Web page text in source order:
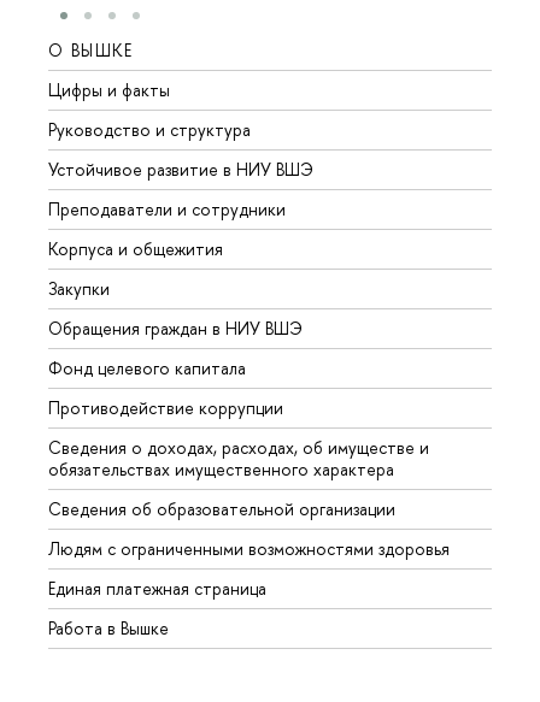
О ВЫШКЕ
Цифры и факты
Руководство и структура
Устойчивое развитие в НИУ ВШЭ
Преподаватели и сотрудники
Корпуса и общежития
Закупки
Обращения граждан в НИУ ВШЭ
Фонд целевого капитала
Противодействие коррупции
Сведения о доходах, расходах, об имуществе и
обязательствах имущественного характера
Сведения об образовательной организации
Людям с ограниченными возможностями здоровья
Единая платежная страница
Работа в Вышке